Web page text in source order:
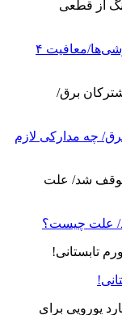
آخرین اظهارات وزیر نیرو درمورد خاموشی‌ها/معافیت ۴
چه مدارکی لازم
علت چیست؟